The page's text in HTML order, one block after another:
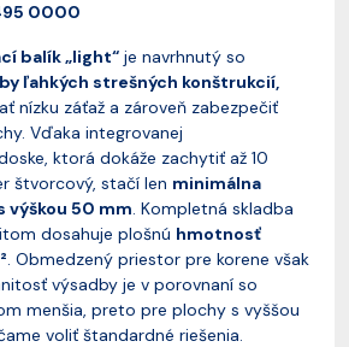
0000
balík „light“ je navrhnutý so
ľahkých strešných konštrukcií,
nízku záťaž a zároveň zabezpečiť
Vďaka integrovanej
ktorá dokáže zachytiť až 10
štvorcový, stačí len minimálna
50 mm. Kompletná skladba
dosahuje plošnú hmotnosť
. Obmedzený priestor pre korene však
výsadby je v porovnaní so
menšia, preto pre plochy s vyššou
voliť štandardné riešenia.